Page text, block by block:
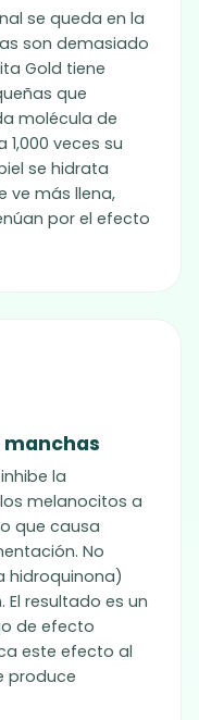
se queda en la
son demasiado
Gold tiene
que
molécula de
veces su
se hidrata
ve más llena,
por el efecto
manchas
la
melanocitos a
que causa
No
hidroquinona)
El resultado es un
de efecto
este efecto al
produce